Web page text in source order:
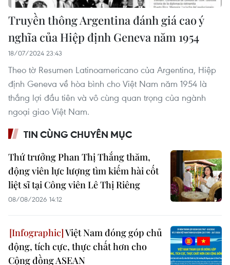
Truyền thông Argentina đánh giá cao ý
nghĩa của Hiệp định Geneva năm 1954
18/07/2024 23:43
Theo tờ Resumen Latinoamericano của Argentina, Hiệp
định Geneva về hòa bình cho Việt Nam năm 1954 là
thắng lợi đầu tiên và vô cùng quan trọng của ngành
ngoại giao Việt Nam.
TIN CÙNG CHUYÊN MỤC
Thứ trưởng Phan Thị Thắng thăm,
động viên lực lượng tìm kiếm hài cốt
liệt sĩ tại Công viên Lê Thị Riêng
08/08/2026 14:12
Việt Nam đóng góp chủ
động, tích cực, thực chất hơn cho
Cộng đồng ASEAN